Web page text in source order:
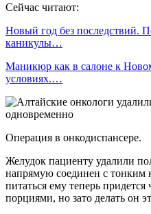
Сейчас читают:
Новый год без последствий.
каникулы…
Маникюр как в салоне к
условиях.…
Операция в онкодиспансере.
Желудок пациенту удалили
напрямую соединен с тонким
питаться ему теперь
порциями, но зато делать он